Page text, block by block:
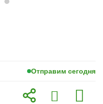
Отправим сегодня